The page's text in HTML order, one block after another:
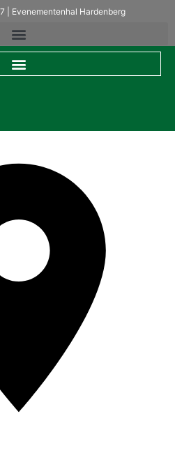
| Evenementenhal Hardenberg